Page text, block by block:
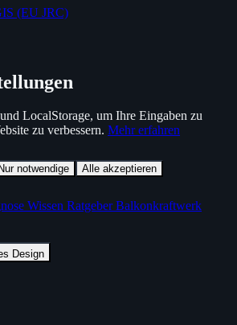
(EU JRC)
LocalStorage, um Ihre Eingaben zu
zu verbessern. Mehr erfahren
Nur notwendige Alle akzeptieren
Wissen RatgeberBalkonkraftwerk
Design